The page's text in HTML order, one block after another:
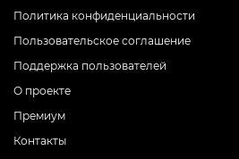
Политика конфиденциальности
Пользовательское соглашение
Поддержка пользователей
О проекте
Премиум
Контакты